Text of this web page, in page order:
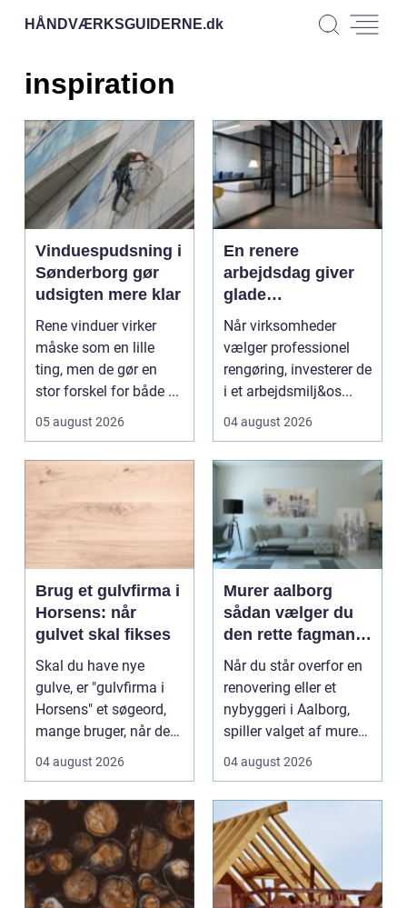
HÅNDVÆRKSGUIDERNE.dk
inspiration
Vinduespudsning i
Sønderborg gør
udsigten mere klar
Rene vinduer virker
måske som en lille
ting, men de gør en
stor forskel for både ...
05 august 2026
En renere
arbejdsdag giver
glade
medarbejdere med
erhvervsrengøring
i Farvskov
Når virksomheder
vælger professionel
rengøring, investerer de
i et arbejdsmilj&os...
04 august 2026
Brug et gulvfirma i
Horsens: når
gulvet skal fikses
Skal du have nye
gulve, er "gulvfirma i
Horsens" et søgeord,
mange bruger, når de
st&ar...
04 august 2026
Murer aalborg
sådan vælger du
den rette fagmand
til dit næste
projekt
Når du står overfor en
renovering eller et
nybyggeri i Aalborg,
spiller valget af murer
en stor roll...
04 august 2026